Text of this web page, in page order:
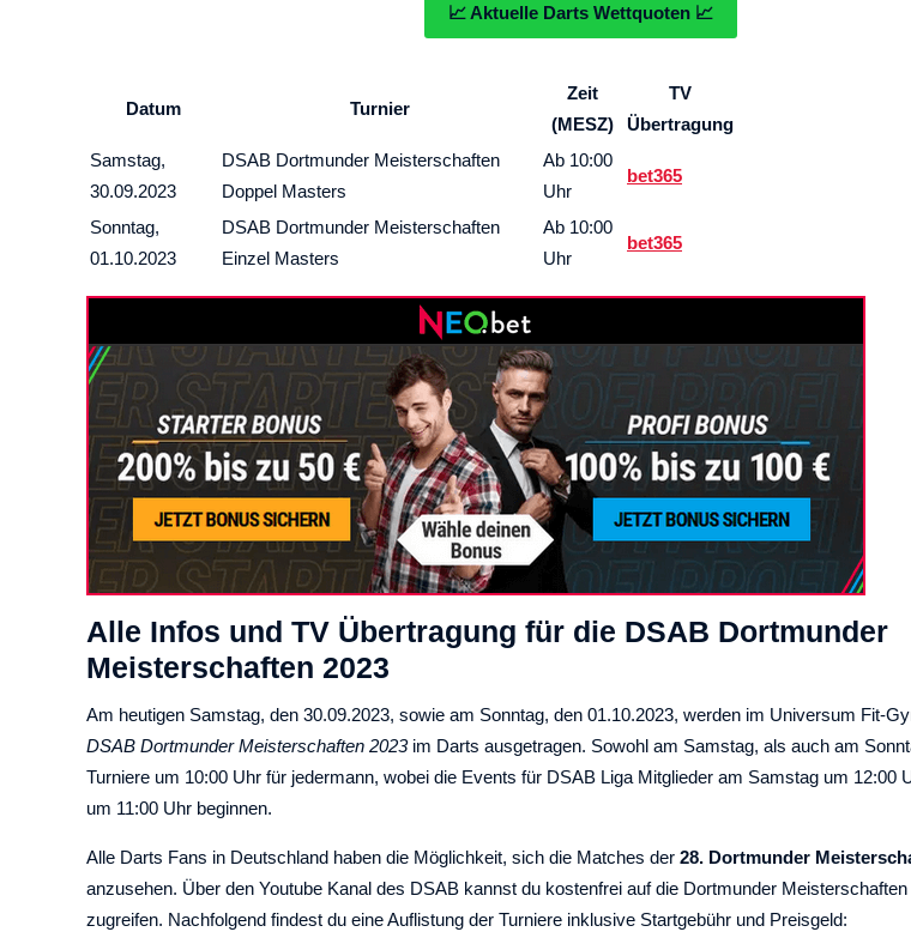
📈 Aktuelle Darts Wettquoten 📈
Datum Turnier
Zeit
(MESZ)
TV
Übertragung
Samstag,
30.09.2023
DSAB Dortmunder Meisterschaften
Doppel Masters
Ab 10:00
Uhr
bet365
Sonntag,
01.10.2023
DSAB Dortmunder Meisterschaften
Einzel Masters
Ab 10:00
Uhr
bet365
Alle Infos und TV Übertragung für die DSAB Dortmunder
Meisterschaften 2023
Am heutigen Samstag, den 30.09.2023, sowie am Sonntag, den 01.10.2023, werden im Universum Fit-
DSAB Dortmunder Meisterschaften 2023im Darts ausgetragen. Sowohl am Samstag, als auch am
Turniere um 10:00 Uhr für jedermann, wobei die Events für DSAB Liga Mitglieder am Samstag um 12:00
um 11:00 Uhr beginnen.
Alle Darts Fans in Deutschland haben die Möglichkeit, sich die Matches der 28. Dortmunder
anzusehen. Über den Youtube Kanal des DSAB kannst du kostenfrei auf die Dortmunder
zugreifen. Nachfolgend findest du eine Auflistung der Turniere inklusive Startgebühr und Preisgeld: